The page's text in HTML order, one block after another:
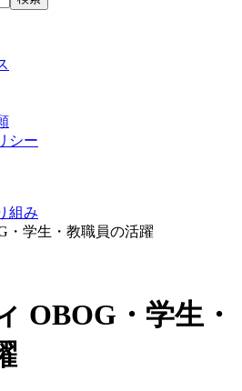
シー
組み
・学生・教職員の活躍
OBOG・学生・